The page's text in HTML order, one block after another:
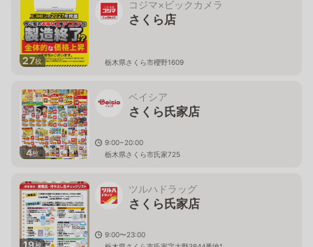
27枚
コジマ×ビックカメラ
さくら店
栃木県さくら市櫻野1609
4枚
ベイシア
さくら氏家店
9:00~20:00
栃木県さくら市氏家725
19枚
ツルハドラッグ
さくら氏家店
9:00〜23:00